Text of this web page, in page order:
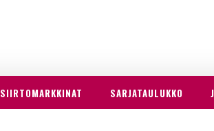
SIIRTOMARKKINAT SARJATAULUKKO